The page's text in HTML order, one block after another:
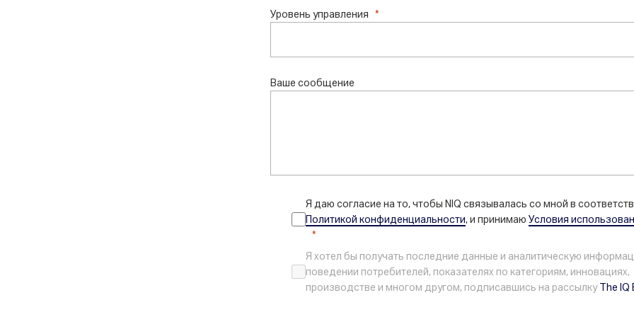
Уровень управления
Ваше сообщение
Я даю согласие на то, чтобы NIQ связывалась со мной в
Политикой конфиденциальности, и принимаю Условия
Я хотел бы получать последние данные и аналитическую
поведении потребителей, показателях по категориям, инновациях,
производстве и многом другом, подписавшись на рассылкуThe IQ